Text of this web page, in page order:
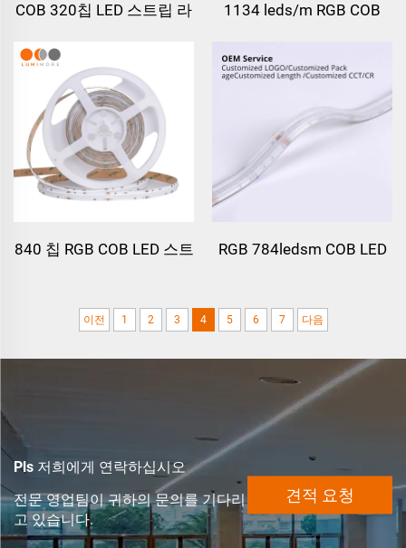
COB 320칩 LED 스트립 라
1134 leds/m RGB COB
840 칩 RGB COB LED 스트
RGB 784ledsm COB LED
이전 1 2 3 4 5 6 7 다음
Pls 저희에게 연락하십시오
전문 영업팀이 귀하의 문의를 기다리
고 있습니다.
견적 요청